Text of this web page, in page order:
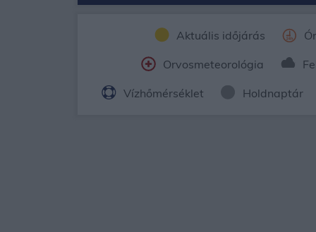
Aktuális időjárás
Orvosmeteorológia
Vízhőmérséklet Holdnaptár